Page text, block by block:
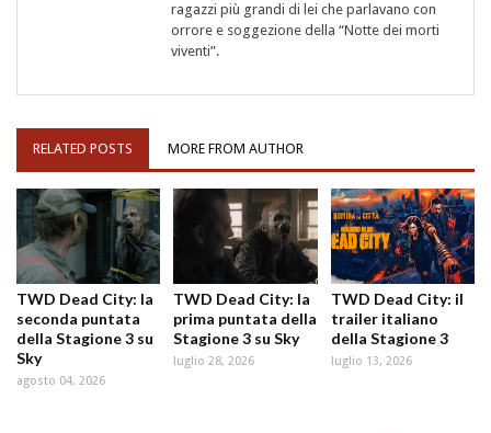
ragazzi più grandi di lei che parlavano con
orrore e soggezione della “Notte dei morti
viventi”.
RELATED POSTS MORE FROM AUTHOR
TWD Dead City: la
seconda puntata
della Stagione 3 su
Sky
agosto 04, 2026
TWD Dead City: la
prima puntata della
Stagione 3 su Sky
luglio 28, 2026
TWD Dead City: il
trailer italiano
della Stagione 3
luglio 13, 2026